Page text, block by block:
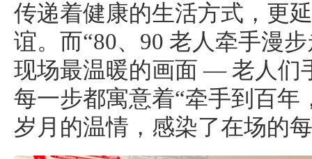
传递着健康的生活方式，更
谊。而“80、90 老人牵手漫
现场最温暖的画面 — 老人们
每一步都寓意着“牵手到百年
岁月的温情，感染了在场的